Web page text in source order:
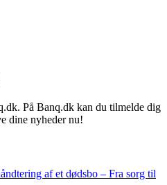
På Banq.dk kan du tilmelde dig
dine nyheder nu!
af et dødsbo – Fra sorg til